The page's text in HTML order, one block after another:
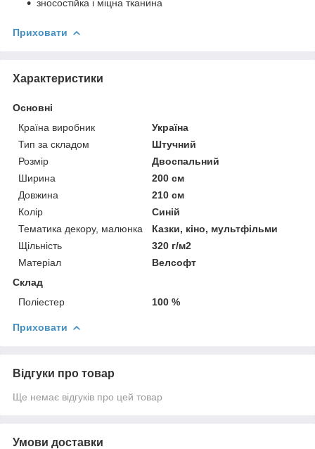
зносостійка і міцна тканина
Приховати
Характеристики
Основні
Країна виробник
Україна
Тип за складом
Штучний
Розмір
Двоспальний
Ширина
200 см
Довжина
210 см
Колір
Синій
Тематика декору, малюнка
Казки, кіно, мультфільми
Щільність
320 г/м2
Матеріал
Велсофт
Склад
Поліестер
100 %
Приховати
Відгуки про товар
Ще немає відгуків про цей товар
Умови доставки